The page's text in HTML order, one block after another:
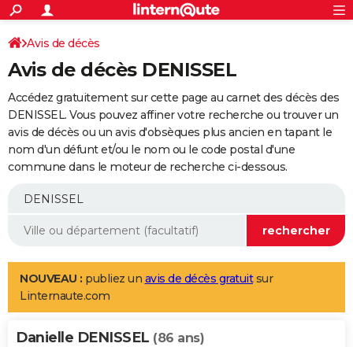
ACTUALITÉS
Politique
Société
Faits Divers
Education
Monde
Villes
+
SPORT
Coupe du monde 2026
Football
Tennis
Cyclisme
Rugby
Forum
Programme TV
TNT
Streaming
Cinéma
Sorties cinéma
Musique
+
FINANCE
Retraite
Epargne
Immobilier
Risques naturels par ville
Banque
Assurance
AUTO
Essais
Réserver un essai
Citadines
Berlines
SUV
Forum auto
+
Mobiles
Meilleur smartphone
Internet
Ordinateurs
Jeux vidéo
Guide high-tech
Aménagement intérieur
LIFESTYLE
Art de vivre
Bien-être
Loisirs
Mode
Modes de vie
Alimentation
Guide de la santé
Maladies
Médicaments
Sommeil
VOYAGE
Avis de décès
Avis de décès DENISSEL
Accédez gratuitement sur cette page au carnet des décès des
DENISSEL. Vous pouvez affiner votre recherche ou trouver un
avis de décès ou un avis d'obsèques plus ancien en tapant le
nom d'un défunt et/ou le nom ou le code postal d'une
commune dans le moteur de recherche ci-dessous.
NOUVEAU : publiez un avis de décès gratuitsur
Linternaute.com
Danielle DENISSEL (86 ans)